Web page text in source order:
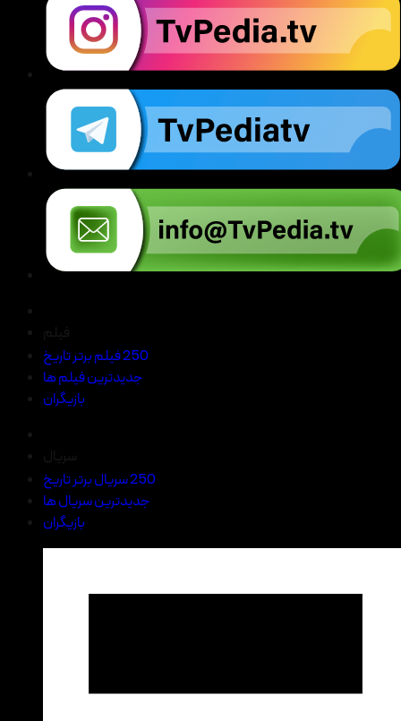
250 فیلم برتر تاریخ
جدیدترین فیلم ها
بازیگران
250 سریال برتر تاریخ
جدیدترین سریال ها
بازیگران